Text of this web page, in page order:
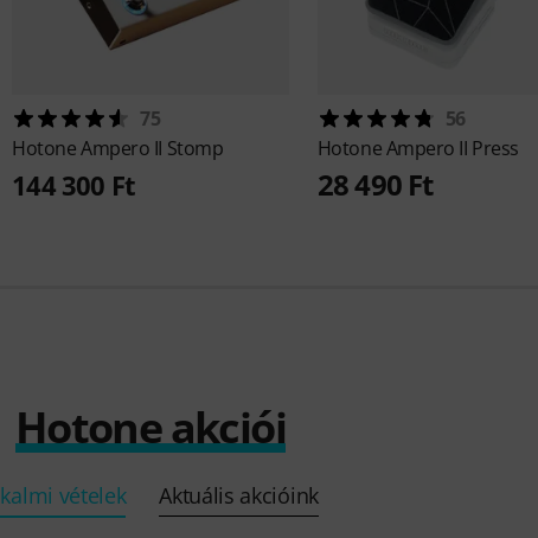
75
HotoneAmpero II Stomp
144 300 Ft
56
HotoneAmpero II Press
28 490 Ft
Hotone akciói
vételek Aktuális akcióink